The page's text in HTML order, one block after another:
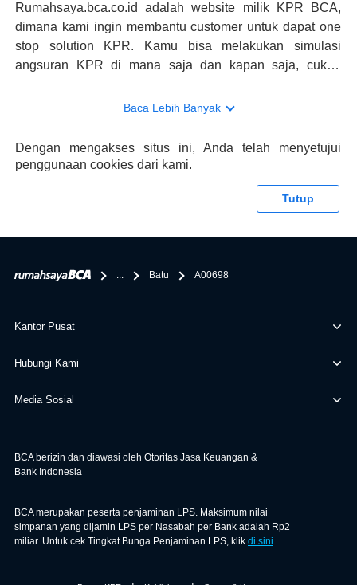
Rumahsaya.bca.co.id adalah website milik KPR BCA,
dimana kami ingin membantu customer untuk dapat one
stop solution KPR. Kamu bisa melakukan simulasi
angsuran KPR di mana saja dan kapan saja, cukup
konsultasi mengenai KPR, maka ada layanan live chat
memberikan keuntungan yang berlipat, persyaratan
pengajuan KPR BCA juga sangat mudah, kamu bisa cek
tentang properti disini BCA hanya sebagai pihak
bertanggung jawab terhadap informasi yang rekanan
Baca Lebih Banyak
Dengan mengakses situs ini, Anda telah menyetujui
penggunaan cookies dari kami.
Tutup
... Batu A00698
Kantor Pusat
Hubungi Kami
Media Sosial
BCA berizin dan diawasi oleh Otoritas Jasa Keuangan &
Bank Indonesia
BCA merupakan peserta penjaminan LPS. Maksimum nilai
simpanan yang dijamin LPS per Nasabah per Bank adalah Rp2
miliar. Untuk cek Tingkat Bunga Penjaminan LPS, klik di sini.